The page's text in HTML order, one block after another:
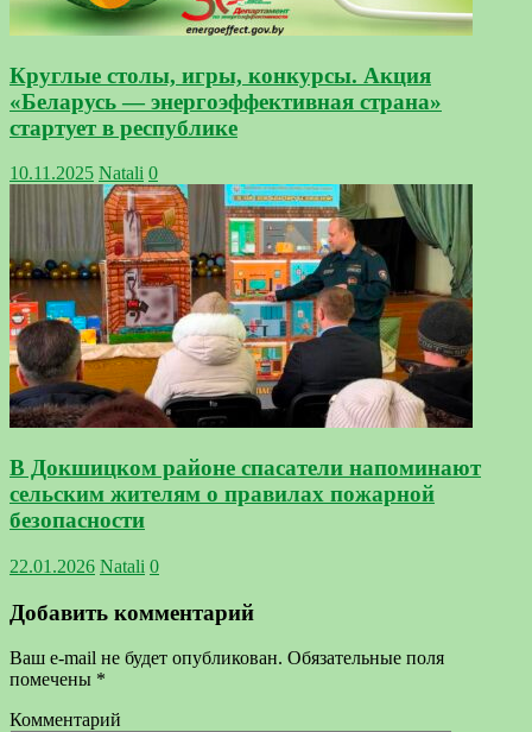
Круглые столы, игры, конкурсы. Акция
«Беларусь — энергоэффективная страна»
стартует в республике
10.11.2025 Natali 0
В Докшицком районе спасатели напоминают
сельским жителям о правилах пожарной
безопасности
22.01.2026 Natali 0
Добавить комментарий
Ваш e-mail не будет опубликован. Обязательные поля
помечены *
Комментарий